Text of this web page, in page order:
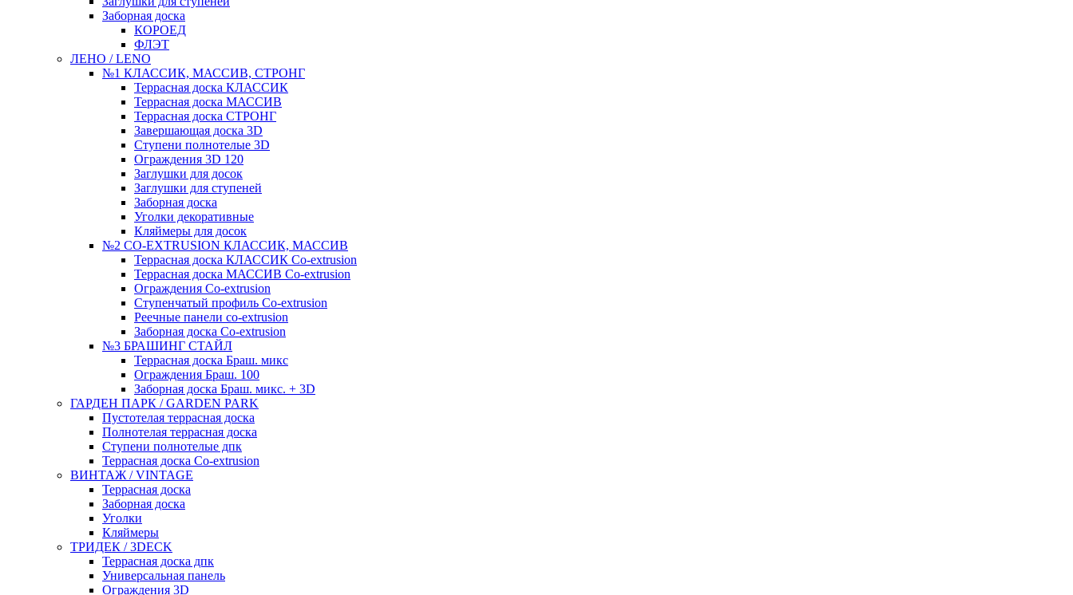
Заборная доска
КОРОЕД
ФЛЭТ
ЛЕНО / LENO
№1 КЛАССИК, МАССИВ, СТРОНГ
Террасная доска КЛАССИК
Террасная доска МАССИВ
Террасная доска СТРОНГ
Завершающая доска 3D
Ступени полнотелые 3D
Ограждения 3D 120
Заглушки для досок
Заглушки для ступеней
Заборная доска
Уголки декоративные
Кляймеры для досок
№2 CO-EXTRUSION КЛАССИК, МАССИВ
Террасная доска КЛАССИК Co-extrusion
Террасная доска МАССИВ Co-extrusion
Ограждения Co-extrusion
Ступенчатый профиль Co-extrusion
Реечные панели co-extrusion
Заборная доска Co-extrusion
№3 БРАШИНГ СТАЙЛ
Террасная доска Браш. микс
Ограждения Браш. 100
Заборная доска Браш. микс. + 3D
ГАРДЕН ПАРК / GARDEN PARK
Пустотелая террасная доска
Полнотелая террасная доска
Ступени полнотелые дпк
Террасная доска Co-extrusion
ВИНТАЖ / VINTAGE
Террасная доска
Заборная доска
Уголки
Кляймеры
ТРИДЕК / 3DECK
Террасная доска дпк
Универсальная панель
Ограждения 3D